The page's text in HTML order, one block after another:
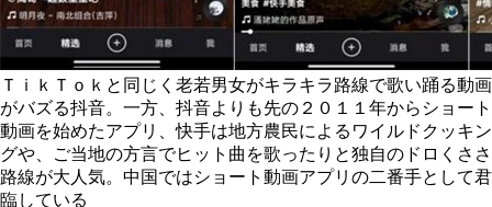
ＴｉｋＴｏｋと同じく老若男女がキラキラ路線で歌い踊る動画
がバズる抖音。一方、抖音よりも先の２０１１年からショート
動画を始めたアプリ、快手は地方農民によるワイルドクッキン
グや、ご当地の方言でヒット曲を歌ったりと独自のドロくささ
路線が大人気。中国ではショート動画アプリの二番手として君
臨している